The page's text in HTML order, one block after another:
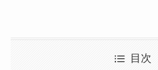
目次